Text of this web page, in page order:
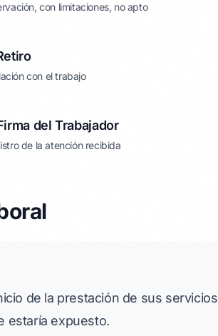
con limitaciones, no apto
con el trabajo
del Trabajador
de la atención recibida
de la prestación de sus servicios
estaría expuesto.